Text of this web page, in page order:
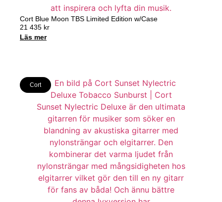
Cort Blue Moon TBS Limited Edition w/Case
21 435 kr
Läs mer
Cort